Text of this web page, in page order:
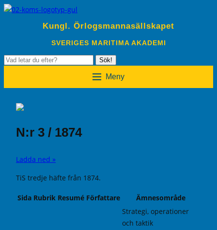
Kungl. Örlogsmannasällskapet
SVERIGES MARITIMA AKADEMI
Sök
Sök!
Meny
N:r 3 / 1874
Ladda ned »
TiS tredje häfte från 1874.
Sida Rubrik Resumé Författare
Ämnesområde
Strategi, operationer
och taktik